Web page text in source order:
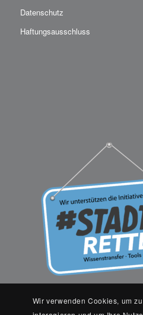
Datenschutz
Haftungsausschluss
Wir verwenden Cookies, um